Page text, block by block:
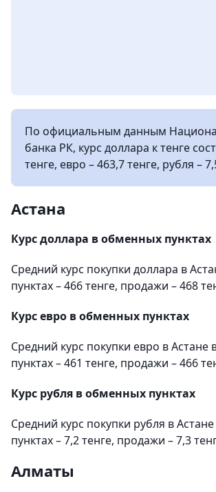
По официальным данным
банка РК, курс доллара к тенге
тенге, евро – 463,7 тенге, рубля –
Астана
Курс доллара в обменных пунктах
Средний курс покупки доллара в
пунктах – 466 тенге, продажи – 468
Курс евро в обменных пунктах
Средний курс покупки евро в
пунктах – 461 тенге, продажи – 466
Курс рубля в обменных пунктах
Средний курс покупки рубля в
пунктах – 7,2 тенге, продажи – 7,3
Алматы